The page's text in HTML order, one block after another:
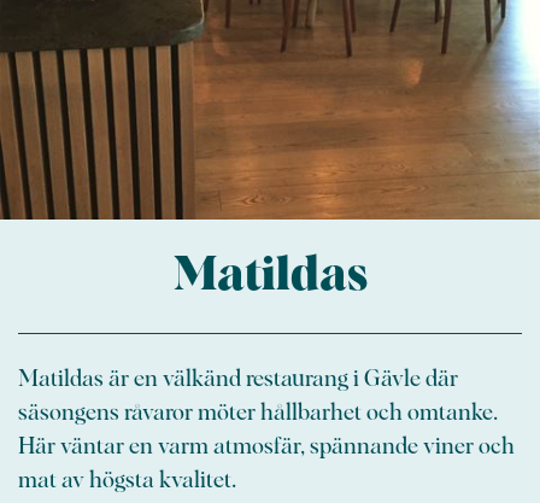
Matildas
Matildas är en välkänd restaurang i Gävle där
säsongens råvaror möter hållbarhet och omtanke.
Här väntar en varm atmosfär, spännande viner och
mat av högsta kvalitet.